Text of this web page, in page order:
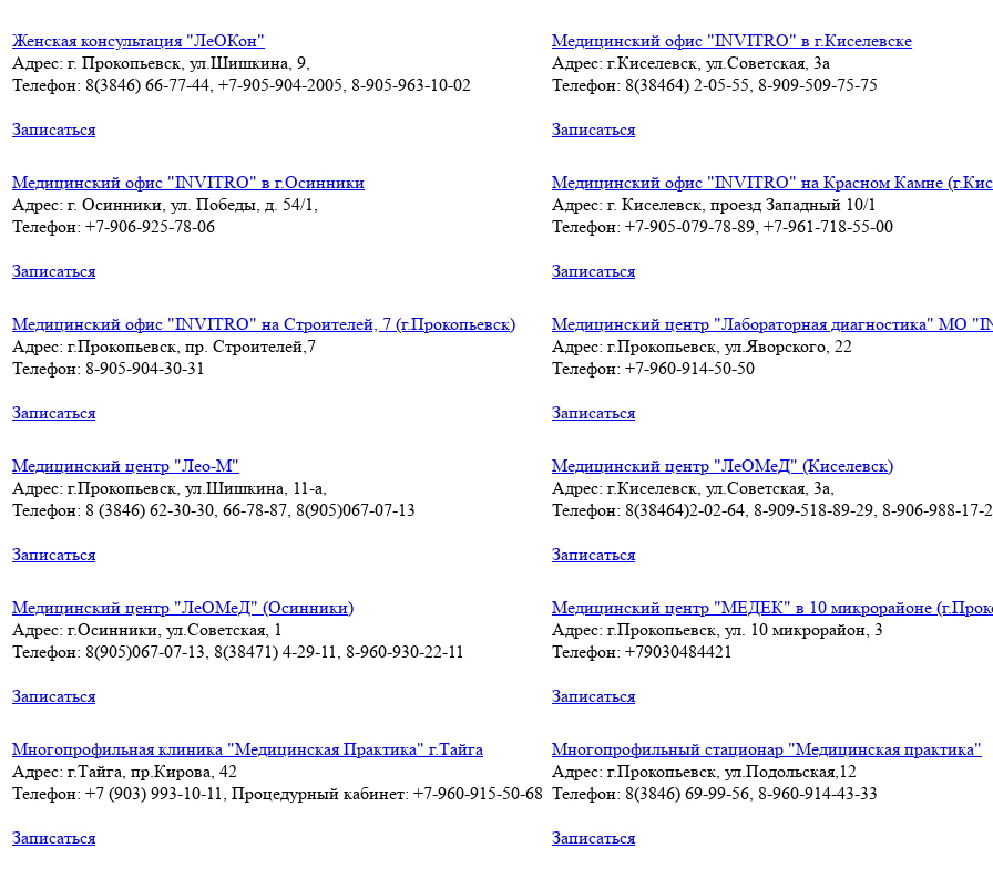
Женская консультация "ЛеОКон"
Адрес: г. Прокопьевск, ул.Шишкина, 9,
Телефон: 8(3846) 66-77-44, +7-905-904-2005, 8-905-963-10-02
Записаться
Медицинский офис "INVITRO" в г.Киселевске
Адрес: г.Киселевск, ул.Советская, 3а
Телефон: 8(38464) 2-05-55, 8-909-509-75-75
Записаться
Медицинский офис "INVITRO" в г.Осинники
Адрес: г. Осинники, ул. Победы, д. 54/1,
Телефон: +7-906-925-78-06
Записаться
Медицинский офис "INVITRO" на Красном Камне
Адрес: г. Киселевск, проезд Западный 10/1
Телефон: +7-905-079-78-89, +7-961-718-55-00
Записаться
Медицинский офис "INVITRO" на Строителей, 7 (г.Прокопьевск)
Адрес: г.Прокопьевск, пр. Строителей,7
Телефон: 8-905-904-30-31
Записаться
Медицинский центр "Лабораторная диагностика" МО
Адрес: г.Прокопьевск, ул.Яворского, 22
Телефон: +7-960-914-50-50
Записаться
Медицинский центр "Лео-М"
Адрес: г.Прокопьевск, ул.Шишкина, 11-а,
Телефон: 8 (3846) 62-30-30, 66-78-87, 8(905)067-07-13
Записаться
Медицинский центр "ЛеОМеД" (Киселевск)
Адрес: г.Киселевск, ул.Советская, 3а,
Телефон: 8(38464)2-02-64, 8-909-518-89-29, 8-906-988-17-
Записаться
Медицинский центр "ЛеОМеД" (Осинники)
Адрес: г.Осинники, ул.Советская, 1
Телефон: 8(905)067-07-13, 8(38471) 4-29-11, 8-960-930-22-11
Записаться
Медицинский центр "МЕДЕК" в 10 микрорайоне
Адрес: г.Прокопьевск, ул. 10 микрорайон, 3
Телефон: +79030484421
Записаться
Многопрофильная клиника "Медицинская Практика" г.Тайга
Адрес: г.Тайга, пр.Кирова, 42
Телефон: +7 (903) 993-10-11, Процедурный кабинет: +7-960-915-50-68
Записаться
Многопрофильный стационар "Медицинская практика"
Адрес: г.Прокопьевск, ул.Подольская,12
Телефон: 8(3846) 69-99-56, 8-960-914-43-33
Записаться